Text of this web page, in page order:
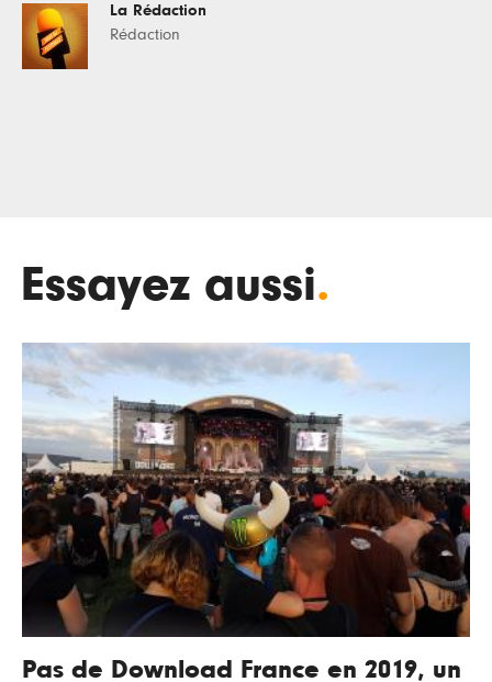
La Rédaction
Rédaction
Essayez aussi.
Pas de Download France en 2019, un